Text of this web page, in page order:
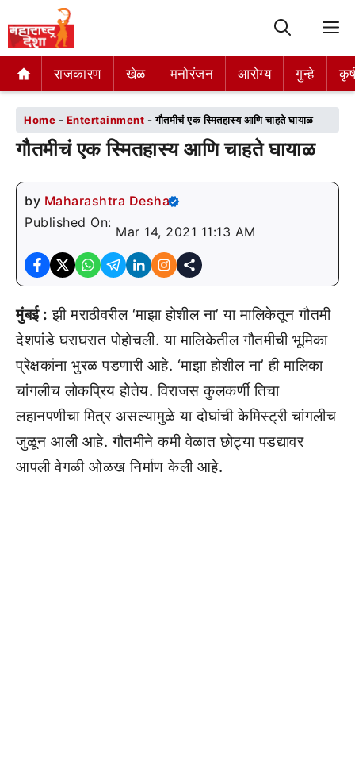
राजकारण खेळ मनोरंजन आरोग्य गुन्हे
राजकारण खेळ मनोरंजन आरोग्य गुन्हे
Home - Entertainment -गौतमीचं एक स्मितहास्य आणि चाहते घायाळ
गौतमीचं एक स्मितहास्य आणि चाहते घायाळ
by Maharashtra Desha
Published On:
Mar 14, 2021 11:13 AM
मुंबई : झी मराठीवरील ‘माझा होशील ना’ या मालिकेतून गौतमी
देशपांडे घराघरात पोहोचली. या मालिकेतील गौतमीची भूमिका
प्रेक्षकांना भुरळ पडणारी आहे. ‘माझा होशील ना’ ही मालिका
चांगलीच लोकप्रिय होतेय. विराजस कुलकर्णी तिचा
लहानपणीचा मित्र असल्यामुळे या दोघांची केमिस्ट्री चांगलीच
जुळून आली आहे. गौतमीने कमी वेळात छोट्या पडद्यावर
आपली वेगळी ओळख निर्माण केली आहे.